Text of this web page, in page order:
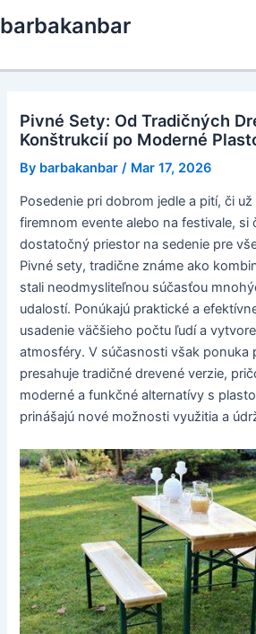
to
barbakanbar
Pivné Sety: Od Tradičných
Konštrukcií po Moderné
By barbakanbar / Mar 17, 2026
Posedenie pri dobrom jedle a pití, či
firemnom evente alebo na festivale, si
dostatočný priestor na sedenie pre
Pivné sety, tradične známe ako
stali neodmysliteľnou súčasťou
udalostí. Ponúkajú praktické a
usadenie väčšieho počtu ľudí a
atmosféry. V súčasnosti však ponuka
presahuje tradičné drevené verzie,
moderné a funkčné alternatívy s
prinášajú nové možnosti využitia a